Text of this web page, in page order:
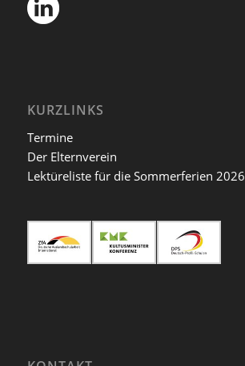
KURZLINKS
Termine
Der Elternverein
Lektüreliste für die Sommerferien 2026